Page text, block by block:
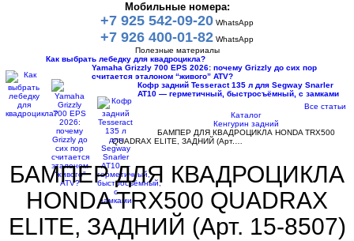
Мобильные номера:
+7 925 542-09-20 WhatsApp
+7 926 400-01-82 WhatsApp
Полезные материалы
Как выбрать лебедку для квадроцикла?
Yamaha Grizzly 700 EPS 2026: почему Grizzly до сих пор
считается эталоном “живого” ATV?
Кофр задний Tesseract 135 л для Segway Snarler
AT10 — герметичный, быстросъёмный, с замками
Все статьи
Каталог
Кенгурин задний
БАМПЕР ДЛЯ КВАДРОЦИКЛА HONDA TRX500
QUADRAX ELITE, ЗАДНИЙ (Арт.…
БАМПЕР ДЛЯ КВАДРОЦИКЛА
HONDA TRX500 QUADRAX
ELITE, ЗАДНИЙ (Арт. 15-8507)